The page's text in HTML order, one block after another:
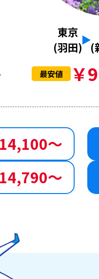
東京
(羽田) (
最安値 ￥
～
～